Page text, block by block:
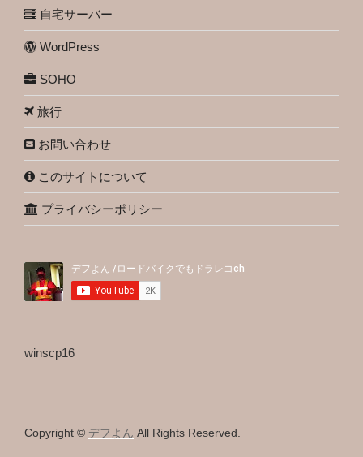
自宅サーバー
WordPress
SOHO
旅行
お問い合わせ
このサイトについて
プライバシーポリシー
winscp16
Copyright © デフよん All Rights Reserved.